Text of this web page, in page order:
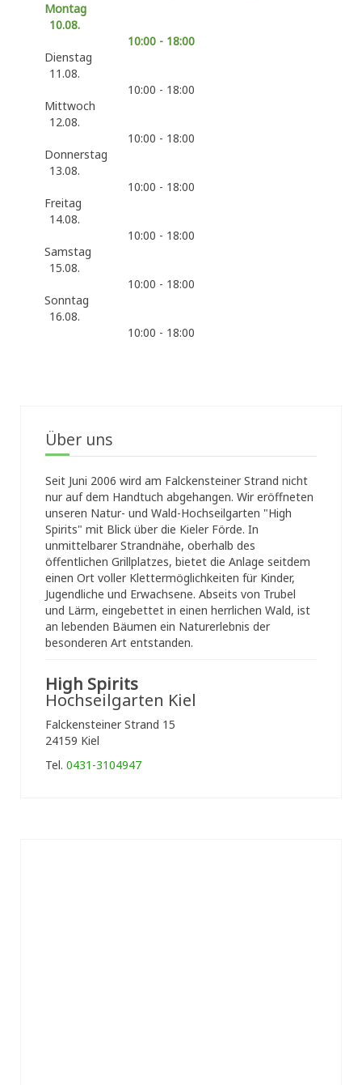
Montag
10.08.
10:00 - 18:00
Dienstag
11.08.
10:00 - 18:00
Mittwoch
12.08.
10:00 - 18:00
Donnerstag
13.08.
10:00 - 18:00
Freitag
14.08.
10:00 - 18:00
Samstag
15.08.
10:00 - 18:00
Sonntag
16.08.
10:00 - 18:00
Über uns
Seit Juni 2006 wird am Falckensteiner Strand nicht
nur auf dem Handtuch abgehangen. Wir eröffneten
unseren Natur- und Wald-Hochseilgarten "High
Spirits" mit Blick über die Kieler Förde. In
unmittelbarer Strandnähe, oberhalb des
öffentlichen Grillplatzes, bietet die Anlage seitdem
einen Ort voller Klettermöglichkeiten für Kinder,
Jugendliche und Erwachsene. Abseits von Trubel
und Lärm, eingebettet in einen herrlichen Wald, ist
an lebenden Bäumen ein Naturerlebnis der
besonderen Art entstanden.
High Spirits
Hochseilgarten Kiel
Falckensteiner Strand 15
24159 Kiel
Tel. 0431-3104947